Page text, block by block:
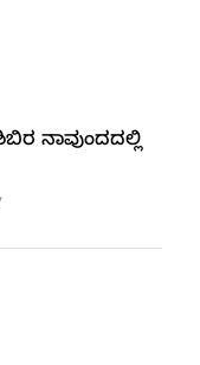
ನಾವುಂದದಲ್ಲಿ